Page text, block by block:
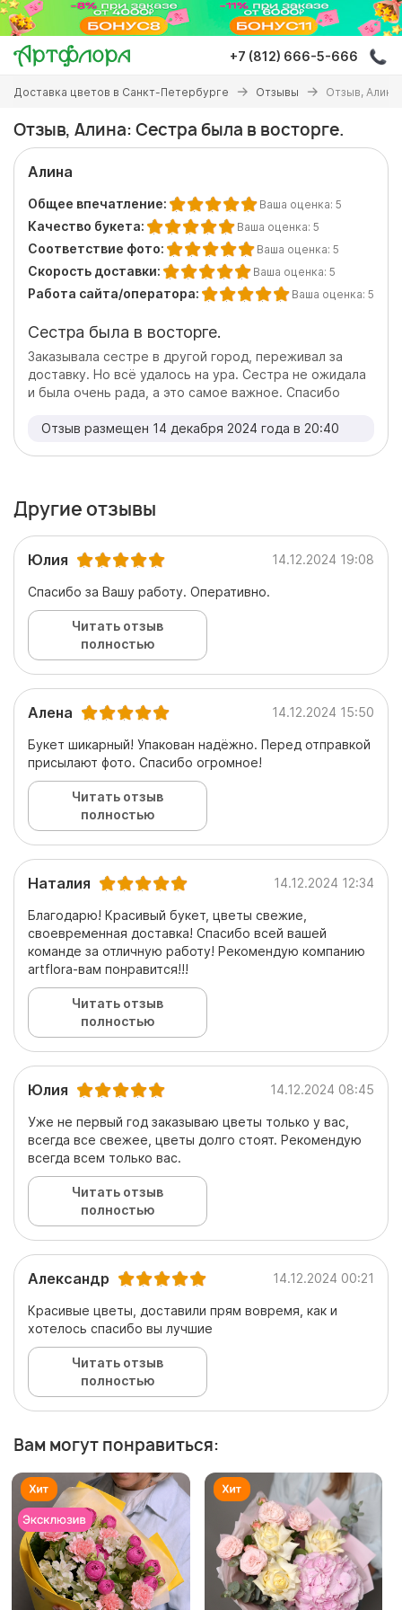
Перейти
основному
содержанию
+7 (812) 666-5-666
Вы
здесь
Доставка цветов в Санкт-Петербурге Отзывы Отзыв,
Отзыв, Алина: Сестра была в восторге.
Алина
Общее впечатление: Ваша оценка: 5
Качество букета: Ваша оценка: 5
Соответствие фото: Ваша оценка: 5
Скорость доставки: Ваша оценка: 5
Работа сайта/оператора: Ваша оценка: 5
Сестра была в восторге.
Заказывала сестре в другой город, переживал за
доставку. Но всё удалось на ура. Сестра не ожидала
и была очень рада, а это самое важное. Спасибо
Отзыв размещен 14 декабря 2024 года в 20:40
Другие отзывы
Юлия 14.12.2024 19:08
Спасибо за Вашу работу. Оперативно.
Читать отзыв
полностью
Алена 14.12.2024 15:50
Букет шикарный! Упакован надёжно. Перед отправкой
присылают фото. Спасибо огромное!
Читать отзыв
полностью
Наталия 14.12.2024 12:34
Благодарю! Красивый букет, цветы свежие,
своевременная доставка! Спасибо всей вашей
команде за отличную работу! Рекомендую компанию
artflora-вам понравится!!!
Читать отзыв
полностью
Юлия 14.12.2024 08:45
Уже не первый год заказываю цветы только у вас,
всегда все свежее, цветы долго стоят. Рекомендую
всегда всем только вас.
Читать отзыв
полностью
Александр 14.12.2024 00:21
Красивые цветы, доставили прям вовремя, как и
хотелось спасибо вы лучшие
Читать отзыв
полностью
Вам могут понравиться: